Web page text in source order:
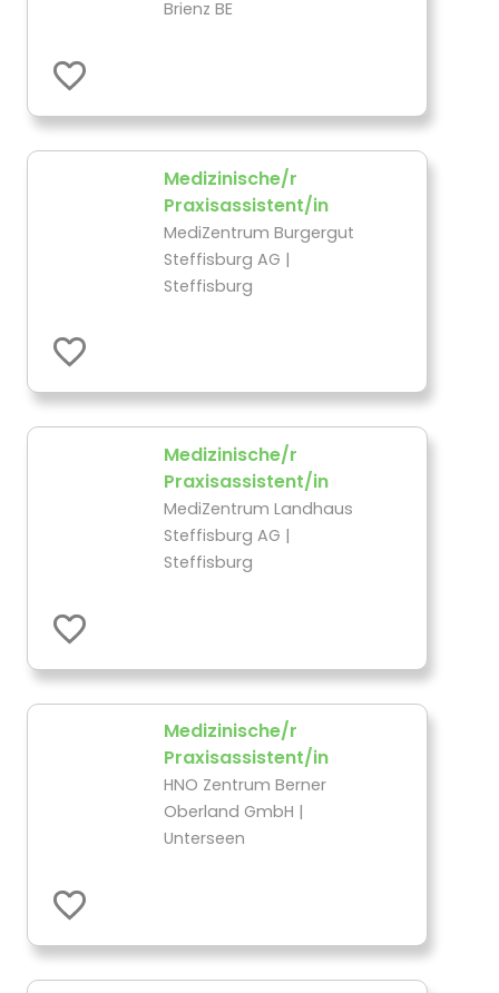
Brienz BE
Medizinische/r
Praxisassistent/in
MediZentrum Burgergut
Steffisburg AG |
Steffisburg
Medizinische/r
Praxisassistent/in
MediZentrum Landhaus
Steffisburg AG |
Steffisburg
Medizinische/r
Praxisassistent/in
HNO Zentrum Berner
Oberland GmbH |
Unterseen